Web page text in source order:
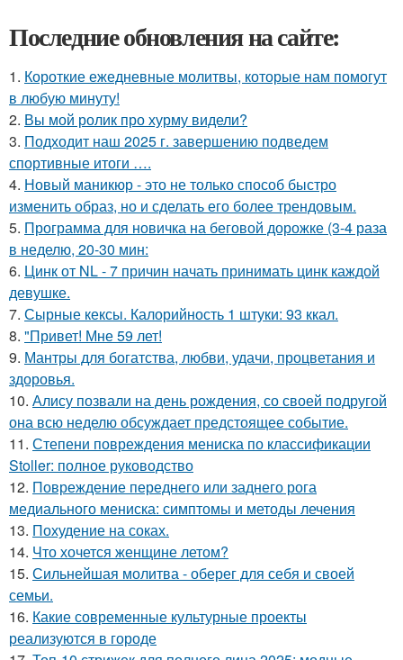
Последние обновления на сайте:
1. Короткие ежедневные молитвы, которые нам помогут
в любую минуту!
2. Вы мой ролик про хурму видели?
3. Подходит наш 2025 г. завершению подведем
спортивные итоги ….
4. Новый маникюр - это не только способ быстро
изменить образ, но и сделать его более трендовым.
5. Программа для новичка на беговой дорожке (3-4 раза
в неделю, 20-30 мин:
6. Цинк от NL - 7 причин начать принимать цинк каждой
девушке.
7. Сырные кексы. Калорийность 1 штуки: 93 ккал.
8. "Привет! Мне 59 лет!
9. Мантры для богатства, любви, удачи, процветания и
здоровья.
10. Алису позвали на день рождения, со своей подругой
она всю неделю обсуждает предстоящее событие.
11. Степени повреждения мениска по классификации
Stoller: полное руководство
12. Повреждение переднего или заднего рога
медиального мениска: симптомы и методы лечения
13. Похудение на соках.
14. Что хочется женщине летом?
15. Сильнейшая молитва - оберег для себя и своей
семьи.
16. Какие современные культурные проекты
реализуются в городе